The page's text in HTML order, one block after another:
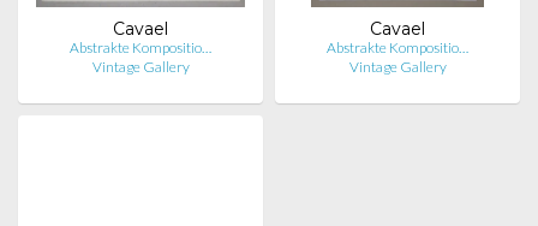
Cavael
Abstrakte Kompositio…
Vintage Gallery
Cavael
Abstrakte Kompositio…
Vintage Gallery